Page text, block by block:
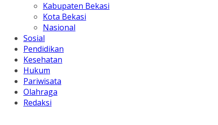
Kabupaten Bekasi
Kota Bekasi
Nasional
Sosial
Pendidikan
Kesehatan
Hukum
Pariwisata
Olahraga
Redaksi